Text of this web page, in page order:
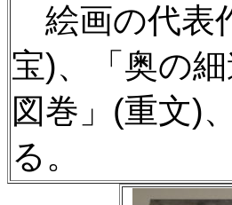
絵画の代表
宝)、「奥の細
図巻」(重文)
る。